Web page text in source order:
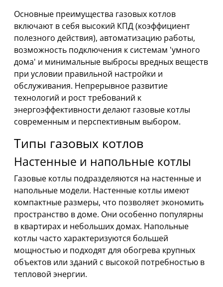
Основные преимущества газовых котлов
включают в себя высокий КПД (коэффициент
полезного действия), автоматизацию работы,
возможность подключения к системам 'умного
дома' и минимальные выбросы вредных веществ
при условии правильной настройки и
обслуживания. Непрерывное развитие
технологий и рост требований к
энергоэффективности делают газовые котлы
современным и перспективным выбором.
Типы газовых котлов
Настенные и напольные котлы
Газовые котлы подразделяются на настенные и
напольные модели. Настенные котлы имеют
компактные размеры, что позволяет экономить
пространство в доме. Они особенно популярны
в квартирах и небольших домах. Напольные
котлы часто характеризуются большей
мощностью и подходят для обогрева крупных
объектов или зданий с высокой потребностью в
тепловой энергии.